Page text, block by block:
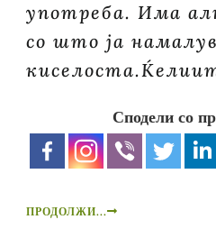
употреба. Има
со што ја
Сподели со
ПРОДОЛЖИ...